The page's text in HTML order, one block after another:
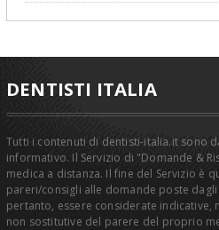
DENTISTI ITALIA
Tutti i contenuti di dentisti-italia.it sono
informativo. Il Servizio di "Domande &
medica a distanza. Il fine del Servizio è
pareri/consigli alle domande poste
pertanto, essere considerate indicative,
non sostitutive del parere del proprio